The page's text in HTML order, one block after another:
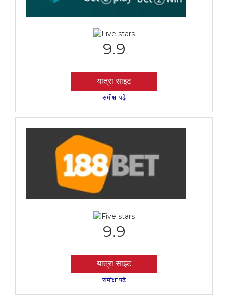
9.9
यात्रा साइट
समीक्षा पढ़ें
9.9
यात्रा साइट
समीक्षा पढ़ें